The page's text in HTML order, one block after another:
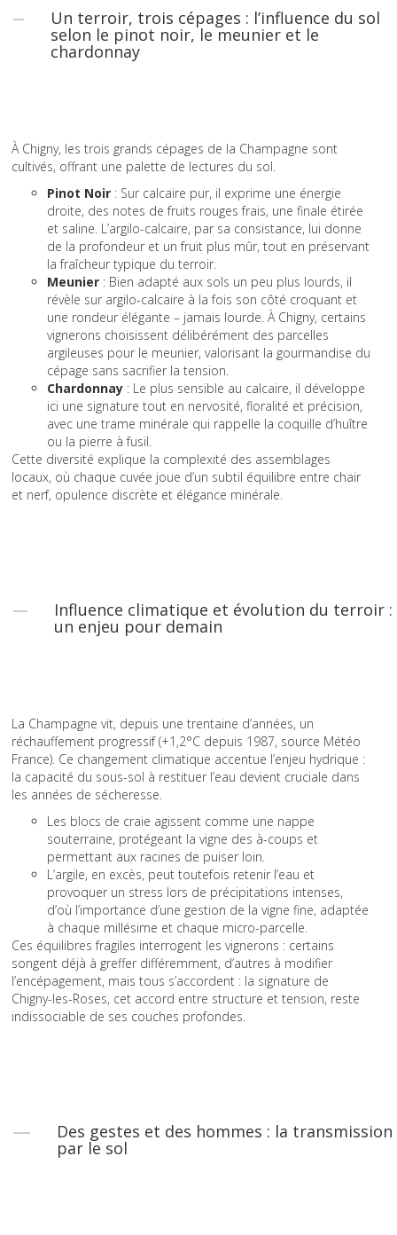
Un terroir, trois cépages : l’influence du sol
selon le pinot noir, le meunier et le
chardonnay
À Chigny, les trois grands cépages de la Champagne sont
cultivés, offrant une palette de lectures du sol.
Pinot Noir : Sur calcaire pur, il exprime une énergie
droite, des notes de fruits rouges frais, une finale étirée
et saline. L’argilo-calcaire, par sa consistance, lui donne
de la profondeur et un fruit plus mûr, tout en préservant
la fraîcheur typique du terroir.
Meunier : Bien adapté aux sols un peu plus lourds, il
révèle sur argilo-calcaire à la fois son côté croquant et
une rondeur élégante – jamais lourde. À Chigny, certains
vignerons choisissent délibérément des parcelles
argileuses pour le meunier, valorisant la gourmandise du
cépage sans sacrifier la tension.
Chardonnay : Le plus sensible au calcaire, il développe
ici une signature tout en nervosité, floralité et précision,
avec une trame minérale qui rappelle la coquille d’huître
ou la pierre à fusil.
Cette diversité explique la complexité des assemblages
locaux, où chaque cuvée joue d’un subtil équilibre entre chair
et nerf, opulence discrète et élégance minérale.
Influence climatique et évolution du terroir :
un enjeu pour demain
La Champagne vit, depuis une trentaine d’années, un
réchauffement progressif (+1,2°C depuis 1987, source Météo
France). Ce changement climatique accentue l’enjeu hydrique :
la capacité du sous-sol à restituer l’eau devient cruciale dans
les années de sécheresse.
Les blocs de craie agissent comme une nappe
souterraine, protégeant la vigne des à-coups et
permettant aux racines de puiser loin.
L’argile, en excès, peut toutefois retenir l’eau et
provoquer un stress lors de précipitations intenses,
d’où l’importance d’une gestion de la vigne fine, adaptée
à chaque millésime et chaque micro-parcelle.
Ces équilibres fragiles interrogent les vignerons : certains
songent déjà à greffer différemment, d’autres à modifier
l’encépagement, mais tous s’accordent : la signature de
Chigny-les-Roses, cet accord entre structure et tension, reste
indissociable de ses couches profondes.
Des gestes et des hommes : la transmission
par le sol